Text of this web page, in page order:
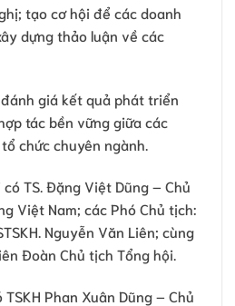
tạo cơ hội để các doanh
dựng thảo luận về các
giá kết quả phát triển
tác bền vững giữa các
chức chuyên ngành.
TS. Đặng Việt Dũng – Chủ
Việt Nam; các Phó Chủ tịch:
Nguyễn Văn Liên; cùng
Đoàn Chủ tịch Tổng hội.
Phan Xuân Dũng – Chủ